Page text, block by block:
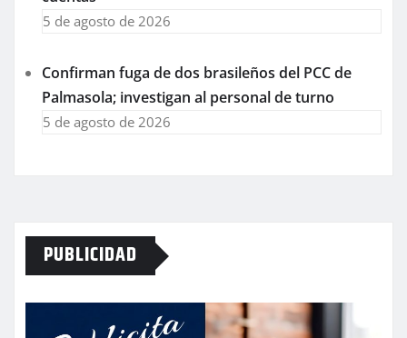
5 de agosto de 2026
Confirman fuga de dos brasileños del PCC de
Palmasola; investigan al personal de turno
5 de agosto de 2026
PUBLICIDAD